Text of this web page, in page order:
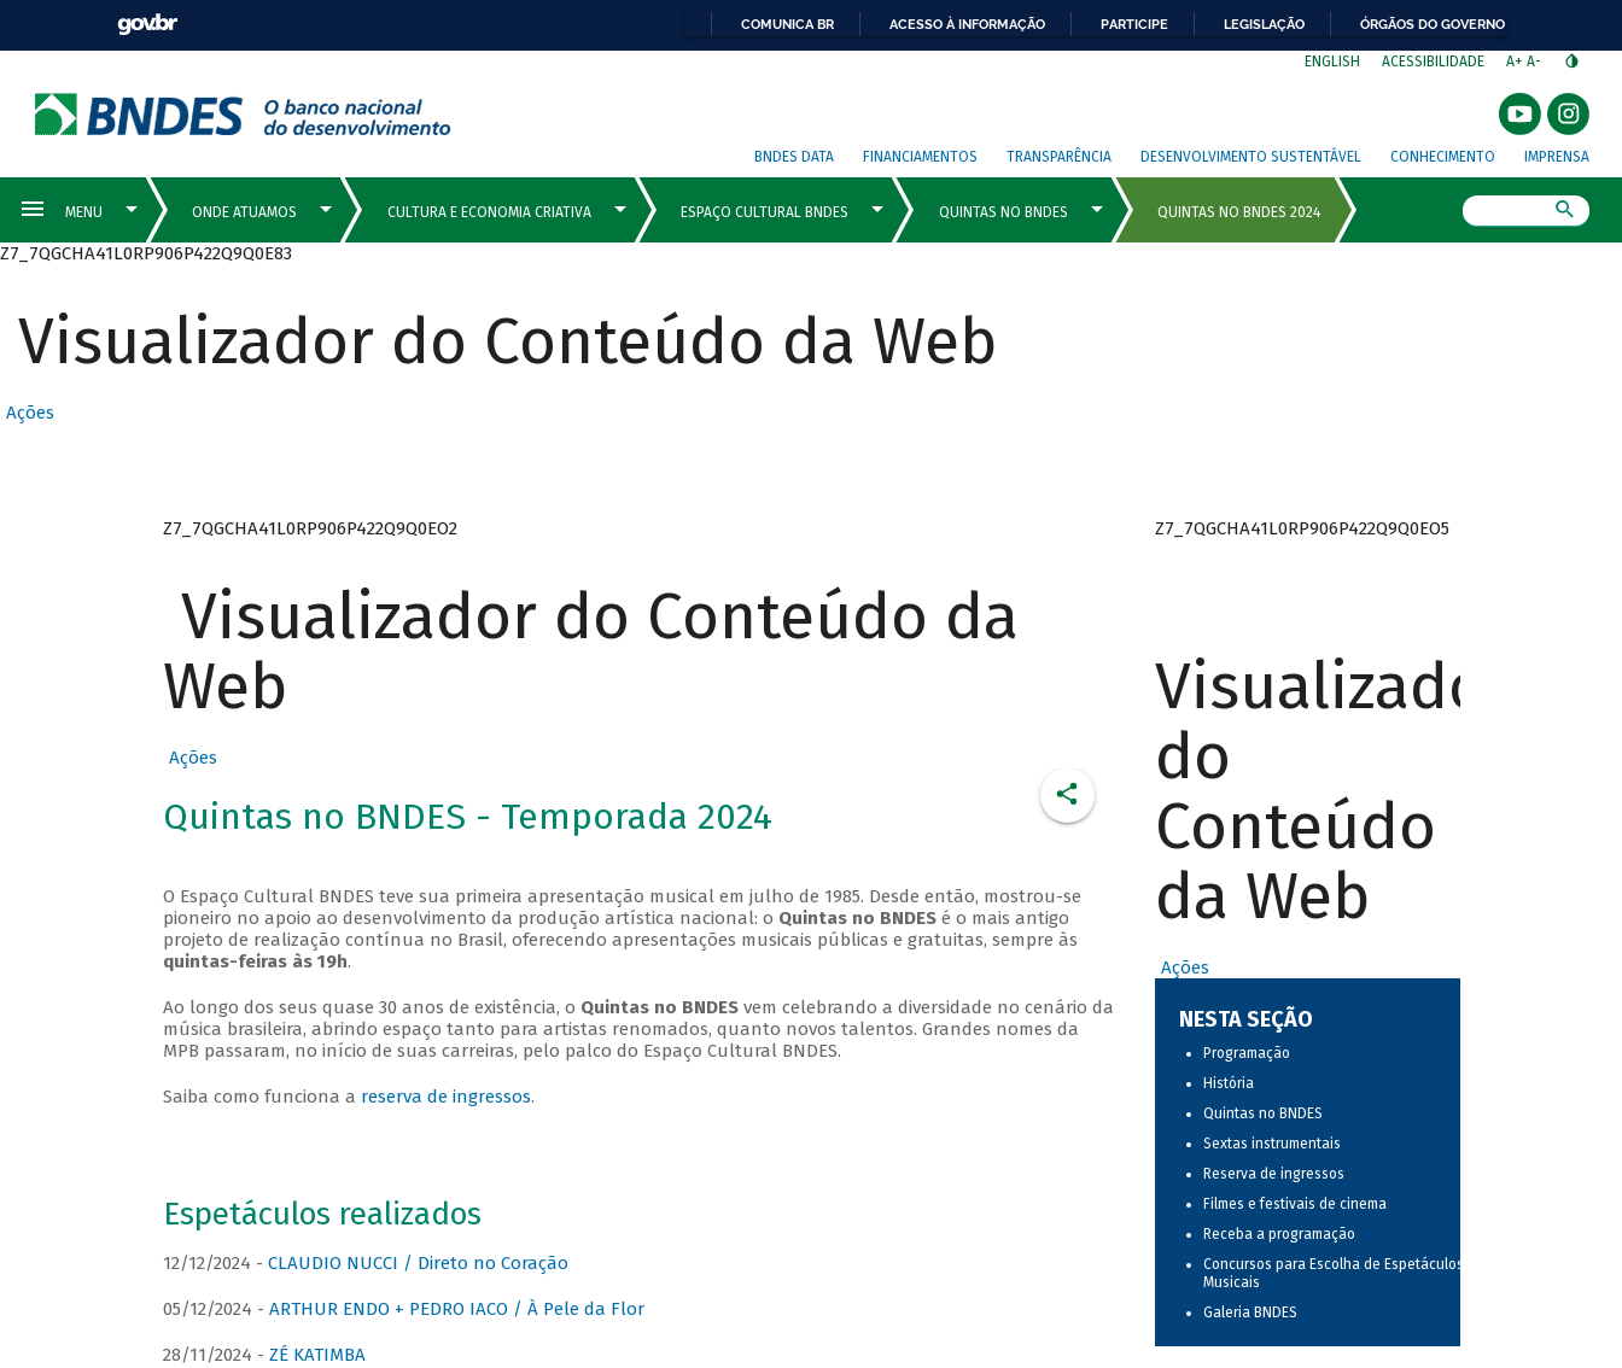
COMUNICA BR ACESSO À INFORMAÇÃO PARTICIPE LEGISLAÇÃO ÓRGÃOS DO GOVERNO
ENGLISH ACESSIBILIDADE A+ A-
BNDES DATA FINANCIAMENTOS TRANSPARÊNCIA DESENVOLVIMENTO SUSTENTÁVEL CONHECIMENTO IMPRENSA
Z7_7QGCHA41L0RP906P422Q9Q0E83
Visualizador do Conteúdo da Web
Ações
Z7_7QGCHA41L0RP906P422Q9Q0EO2
Visualizador do Conteúdo da
Web
Ações
Quintas no BNDES - Temporada 2024
O Espaço Cultural BNDES teve sua primeira apresentação musical em julho de 1985. Desde então, mostrou-se
pioneiro no apoio ao desenvolvimento da produção artística nacional: o Quintas no BNDESé o mais antigo
projeto de realização contínua no Brasil, oferecendo apresentações musicais públicas e gratuitas, sempre às
quintas-feiras às 19h.
Ao longo dos seus quase 30 anos de existência, o Quintas no BNDESvem celebrando a diversidade no cenário da
música brasileira, abrindo espaço tanto para artistas renomados, quanto novos talentos. Grandes nomes da
MPB passaram, no início de suas carreiras, pelo palco do Espaço Cultural BNDES.
Saiba como funciona a reserva de ingressos.
Espetáculos realizados
12/12/2024 - CLAUDIO NUCCI / Direto no Coração
05/12/2024 - ARTHUR ENDO + PEDRO IACO / À Pele da Flor
28/11/2024 - ZÉ KATIMBA
Z7_7QGCHA41L0RP906P422Q9Q0EO5
Visualizador
do
Conteúdo
da Web
Ações
NESTA SEÇÃO
Programação
História
Quintas no BNDES
Sextas instrumentais
Reserva de ingressos
Filmes e festivais de cinema
Receba a programação
Concursos para Escolha de Espetáculos
Musicais
Galeria BNDES